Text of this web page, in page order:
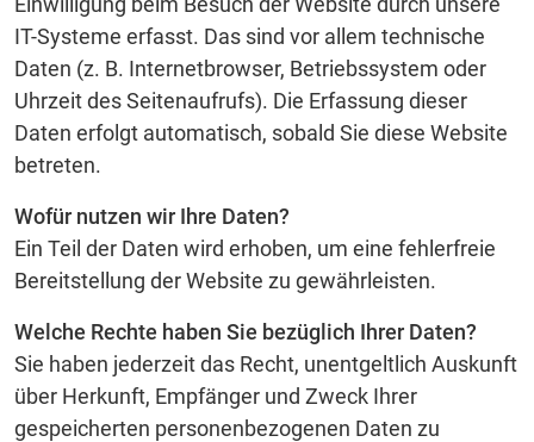
IT-Systeme erfasst. Das sind vor allem technische
Daten (z. B. Internetbrowser, Betriebssystem oder
Uhrzeit des Seitenaufrufs). Die Erfassung dieser
Daten erfolgt automatisch, sobald Sie diese Website
betreten.
Wofür nutzen wir Ihre Daten?
Ein Teil der Daten wird erhoben, um eine fehlerfreie
Bereitstellung der Website zu gewährleisten.
Welche Rechte haben Sie bezüglich Ihrer Daten?
Sie haben jederzeit das Recht, unentgeltlich Auskunft
über Herkunft, Empfänger und Zweck Ihrer
gespeicherten personenbezogenen Daten zu